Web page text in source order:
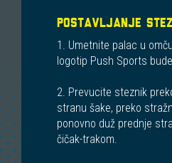
POSTAVLJANJE
1. Umetnite palac u
logotip Push Sports
2. Prevucite steznik
stranu šake, preko
ponovno duž prednje
čičak-trakom.